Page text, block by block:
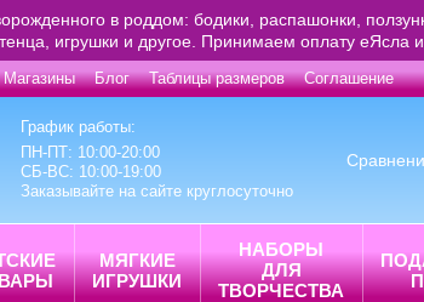
в роддом: бодики, распашонки,
игрушки и другое. Принимаем оплату еЯсла
Магазины Блог Таблицы размеров Соглашение
График работы:
ПН-ПТ: 10:00-20:00
СБ-ВС: 10:00-19:00
Заказывайте на сайте круглосуточно
МЯГКИЕ
ИГРУШКИ
НАБОРЫ
ДЛЯ
ТВОРЧЕСТВА